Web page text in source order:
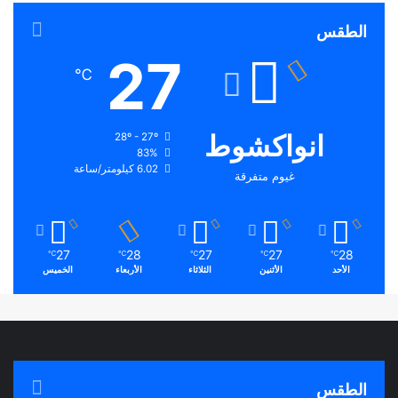
الطقس
انواكشوط
غيوم متفرقة
27
℃
83%
6.02 كيلومتر/ساعة
28
℃
الأحد
27
℃
الأثنين
27
℃
الثلاثاء
28
℃
الأربعاء
27
℃
الخميس
الطقس